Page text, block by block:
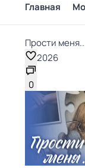
Главная
Прости
2026
0